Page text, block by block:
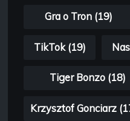
Gra o Tron (19)
TikTok (19)
Tiger Bonzo (18)
Krzysztof Gonciarz